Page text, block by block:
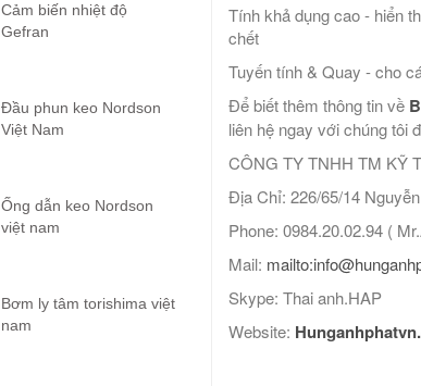
Tính khả dụng cao - hiển
chết
Tuyến tính & Quay - cho
Để biết thêm thông tin về
liên hệ ngay với chúng tôi
CÔNG TY TNHH TM KỸ
Địa Chỉ: 226/65/14
Phone: 0984.20.02.94 (
Mail:
Skype: Thai anh.HAP
Website:
Cảm biến nhiệt độ
Gefran
Đầu phun keo Nordson
Việt Nam
Ống dẫn keo Nordson
việt nam
Bơm ly tâm torishima việt
nam